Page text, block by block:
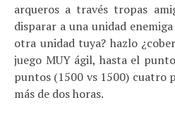
arqueros a través tropas
disparar a una unidad
otra unidad tuya? hazlo
juego MUY ágil, hasta el
puntos (1500 vs 1500) cuatro
más de dos horas.